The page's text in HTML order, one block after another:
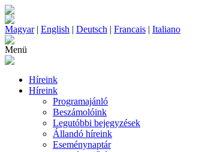
Magyar| English | Deutsch | Francais | Italiano
Menü
Híreink
Híreink
Programajánló
Beszámolóink
Legutóbbi bejegyzések
Állandó híreink
Eseménynaptár